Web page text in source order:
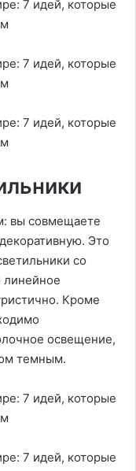
вы совмещаете
Это
со
линейное
Кроме
освещение,
темным.